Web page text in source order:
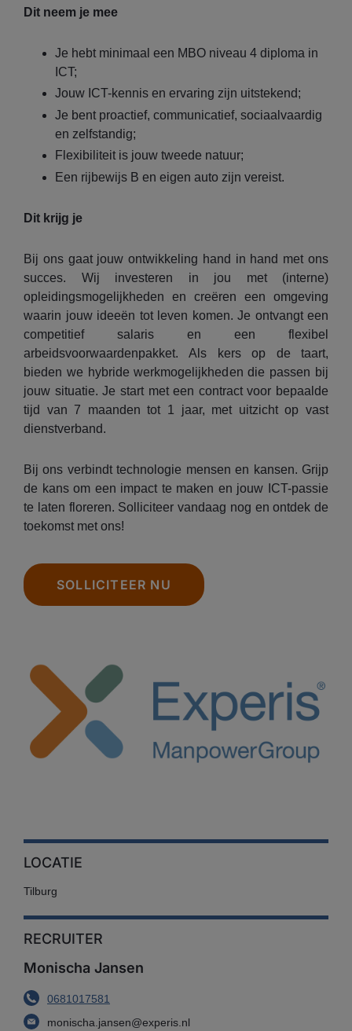
Dit neem je mee
Je hebt minimaal een MBO niveau 4 diploma in
ICT;
Jouw ICT-kennis en ervaring zijn uitstekend;
Je bent proactief, communicatief, sociaalvaardig
en zelfstandig;
Flexibiliteit is jouw tweede natuur;
Een rijbewijs B en eigen auto zijn vereist.
Dit krijg je
Bij ons gaat jouw ontwikkeling hand in hand met ons
succes. Wij investeren in jou met (interne)
opleidingsmogelijkheden en creëren een omgeving
waarin jouw ideeën tot leven komen. Je ontvangt een
competitief salaris en een flexibel
arbeidsvoorwaardenpakket. Als kers op de taart,
bieden we hybride werkmogelijkheden die passen bij
jouw situatie. Je start met een contract voor bepaalde
tijd van 7 maanden tot 1 jaar, met uitzicht op vast
dienstverband.
Bij ons verbindt technologie mensen en kansen. Grijp
de kans om een impact te maken en jouw ICT-passie
te laten floreren. Solliciteer vandaag nog en ontdek de
toekomst met ons!
SOLLICITEER NU
LOCATIE
Tilburg
RECRUITER
Monischa Jansen
0681017581
monischa.jansen@experis.nl